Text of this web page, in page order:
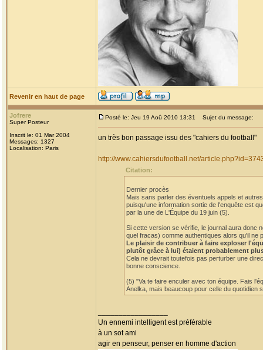
Revenir en haut de page
Jofrere
Super Posteur
Inscrit le: 01 Mar 2004
Messages: 1327
Localisation: Paris
Posté le: Jeu 19 Aoû 2010 13:31 Sujet du message:
un très bon passage issu des "cahiers du football"
http://www.cahiersdufootball.net/
Citation:
Dernier procès
Mais sans parler des éventuels appels et
puisqu'une information sortie de l'enquête est
par la une de L'Équipe du 19 juin (5).
Si cette version se vérifie, le journal aura donc
quel fracas) comme authentiques alors qu'il ne
Le plaisir de contribuer à faire exploser
plutôt grâce à lui) étaient probablement
Cela ne devrait toutefois pas perturber une
bonne conscience.
(5) "Va te faire enculer avec ton équipe. Fais
Anelka, mais beaucoup pour celle du quotidien
Un ennemi intelligent est préférable
à un sot ami
agir en penseur, penser en homme d'action